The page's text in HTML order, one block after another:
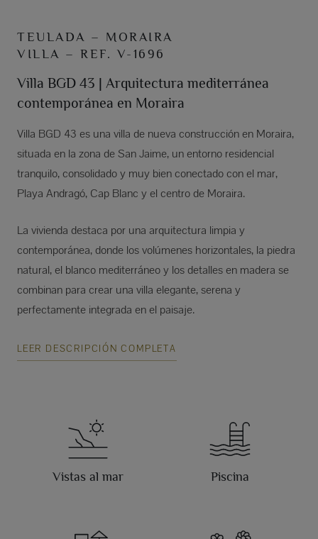
TEULADA – MORAIRA
VILLA – REF. V-1696
Villa BGD 43 | Arquitectura mediterránea
contemporánea en Moraira
Villa BGD 43 es una villa de nueva construcción en Moraira,
situada en la zona de San Jaime, un entorno residencial
tranquilo, consolidado y muy bien conectado con el mar,
Playa Andragó, Cap Blanc y el centro de Moraira.
La vivienda destaca por una arquitectura limpia y
contemporánea, donde los volúmenes horizontales, la piedra
natural, el blanco mediterráneo y los detalles en madera se
combinan para crear una villa elegante, serena y
perfectamente integrada en el paisaje.
LEER DESCRIPCIÓN COMPLETA
Vistas al mar Piscina